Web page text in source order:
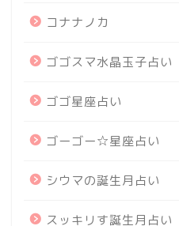
コナナノカ
ゴゴスマ水晶玉子占い
ゴゴ星座占い
ゴーゴー☆星座占い
シウマの誕生月占い
スッキリす誕生月占い